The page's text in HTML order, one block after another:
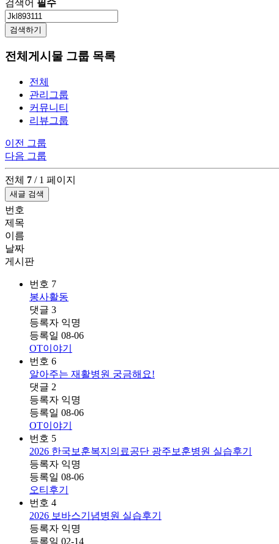
검색어 필수
검색하기
전체게시물 그룹 목록
전체
관리그룹
커뮤니티
리뷰그룹
이전 그룹
다음 그룹
전체 7 / 1 페이지
새글 검색
번호
제목
이름
날짜
게시판
번호 7
봉사활동
댓글 3
등록자 익명
등록일 08-06
OT이야기
번호 6
알아주는 재활병원 궁금해요!
댓글 2
등록자 익명
등록일 08-06
OT이야기
번호 5
2026 한국보훈복지의료공단 광주보훈병원 실습후기
등록자 익명
등록일 08-06
오티후기
번호 4
2026 보바스기념병원 실습후기
등록자 익명
등록일 02-14